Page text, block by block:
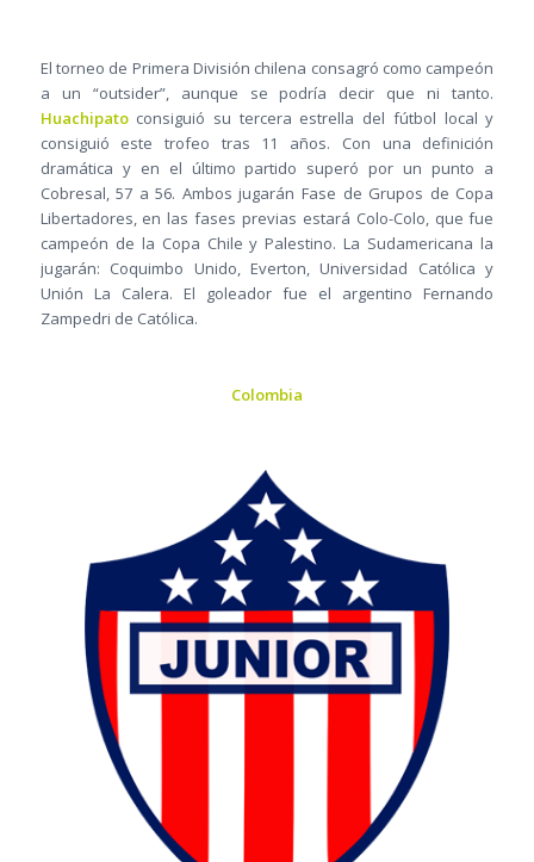
El torneo de Primera División chilena consagró como campeón
a un “outsider”, aunque se podría decir que ni tanto.
Huachipatoconsiguió su tercera estrella del fútbol local y
consiguió este trofeo tras 11 años. Con una definición
dramática y en el último partido superó por un punto a
Cobresal, 57 a 56. Ambos jugarán Fase de Grupos de Copa
Libertadores, en las fases previas estará Colo-Colo, que fue
campeón de la Copa Chile y Palestino. La Sudamericana la
jugarán: Coquimbo Unido, Everton, Universidad Católica y
Unión La Calera. El goleador fue el argentino Fernando
Zampedri de Católica.
Colombia